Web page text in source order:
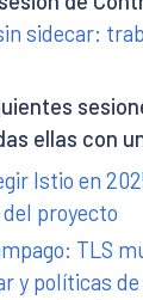
sidecar:
ellas con
Istio en
proyecto
TLS
y políticas